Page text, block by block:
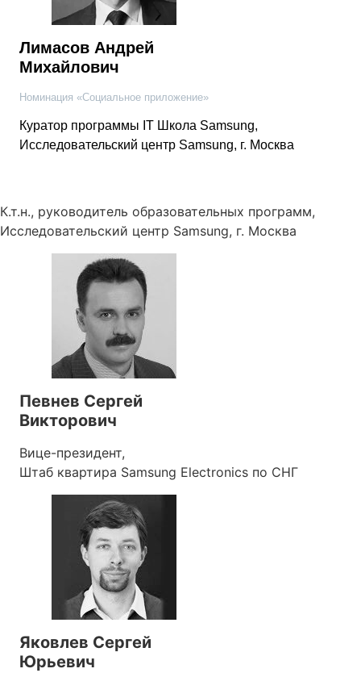
Лимасов Андрей
Михайлович
Номинация «Социальное приложение»
Куратор программы IT Школа Samsung,
Исследовательский центр Samsung, г. Москва
К.т.н., руководитель образовательных программ,
Исследовательский центр Samsung, г. Москва
Певнев Сергей
Викторович
Вице-президент,
Штаб квартира Samsung Electronics по СНГ
Яковлев Сергей
Юрьевич